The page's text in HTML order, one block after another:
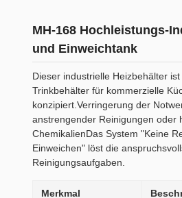
MH-168 Hochleistungs-
und Einweichtank
Dieser industrielle Heizbehälter
Trinkbehälter für kommerzielle
konzipiert.Verringerung der
anstrengender Reinigungen oder
ChemikalienDas System "Keine
Einweichen" löst die
Reinigungsaufgaben.
Merkmal